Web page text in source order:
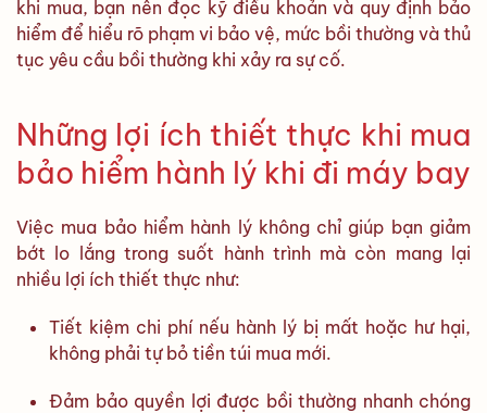
khi mua, bạn nên đọc kỹ điều khoản và quy định bảo
hiểm để hiểu rõ phạm vi bảo vệ, mức bồi thường và thủ
tục yêu cầu bồi thường khi xảy ra sự cố.
Những lợi ích thiết thực khi mua
bảo hiểm hành lý khi đi máy bay
Việc mua bảo hiểm hành lý không chỉ giúp bạn giảm
bớt lo lắng trong suốt hành trình mà còn mang lại
nhiều lợi ích thiết thực như:
Tiết kiệm chi phí nếu hành lý bị mất hoặc hư hại,
không phải tự bỏ tiền túi mua mới.
Đảm bảo quyền lợi được bồi thường nhanh chóng